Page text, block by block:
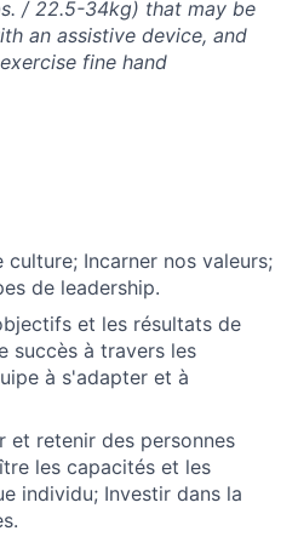
/ 22.5-34kg) that may be
an assistive device, and
fine hand
Incarner nos valeurs;
de leadership.
et les résultats de
succès à travers les
à s'adapter et à
et retenir des personnes
les capacités et les
individu; Investir dans la